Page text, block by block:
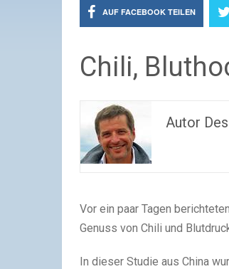
AUF FACEBOOK TEILEN
Chili,
Autor
Vor ein paar Tagen
Genuss von Chili und
In dieser Studie aus China